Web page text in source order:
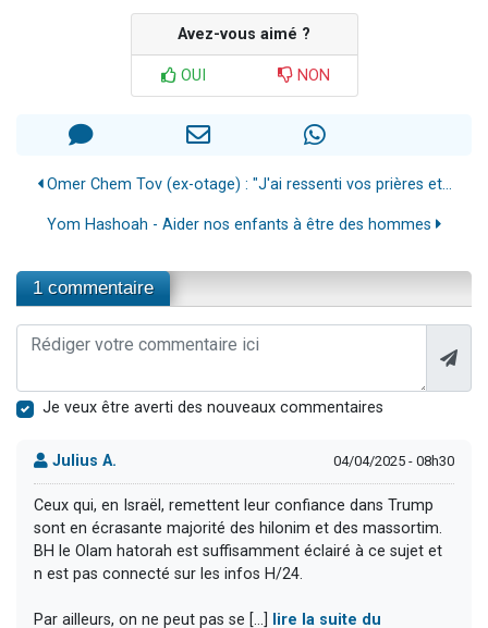
Avez-vous aimé ?
OUI NON
Omer Chem Tov (ex-otage) : "J'ai ressenti vos prières et...
Yom Hashoah - Aider nos enfants à être des hommes
1 commentaire
Je veux être averti des nouveaux commentaires
Julius A. 04/04/2025 - 08h30
Ceux qui, en Israël, remettent leur confiance dans Trump
sont en écrasante majorité des hilonim et des massortim.
BH le Olam hatorah est suffisamment éclairé à ce sujet et
n est pas connecté sur les infos H/24.
Par ailleurs, on ne peut pas se [...] lire la suite du